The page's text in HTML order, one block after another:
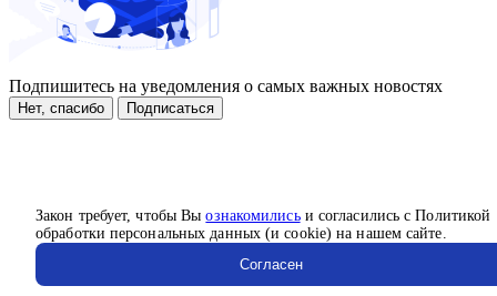
Закон требует, чтобы Выознакомилисьи согласились с Политикой
обработки персональных данных (и cookie) на нашем сайте.
Согласен
Подпишитесь на уведомления о самых важных новостях
Нет, спасибо Подписаться